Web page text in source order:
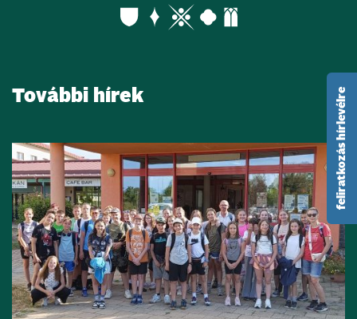
További hírek feliratkozás hírlevélre